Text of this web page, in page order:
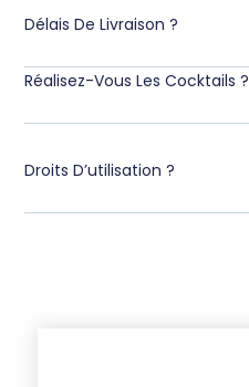
Délais De Livraison ?
Réalisez-Vous Les Cocktails ?
Droits D’utilisation ?